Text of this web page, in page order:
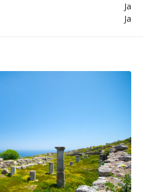
Ja
Ja